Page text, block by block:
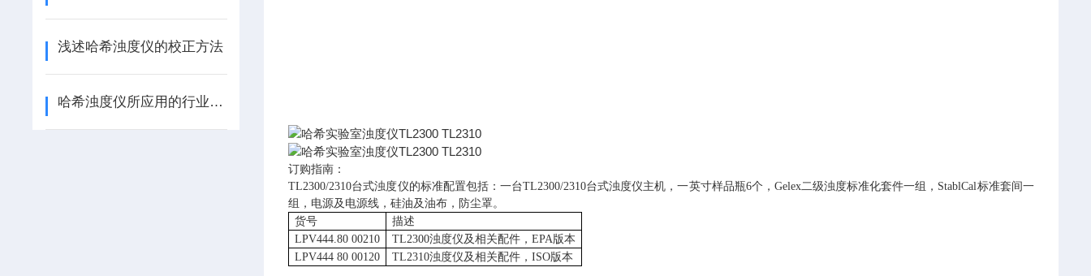
浅述哈希浊度仪的校正方法
哈希浊度仪所应用的行业及常见故障处理方法介绍
订购指南：
TL2300/2310台式浊度仪的标准配置包括：一台TL2300/2310台式浊度仪主机，一英寸样品瓶6个， Gelex二级浊度标准化套件一组， StablCal标准套间一
组，电源及电源线，硅油及油布，防尘罩。
货号
描述
LPV444.80 00210
TL2300浊度仪及相关配件，EPA版本
LPV444 80 00120
TL2310浊度仪及相关配件，ISO版本